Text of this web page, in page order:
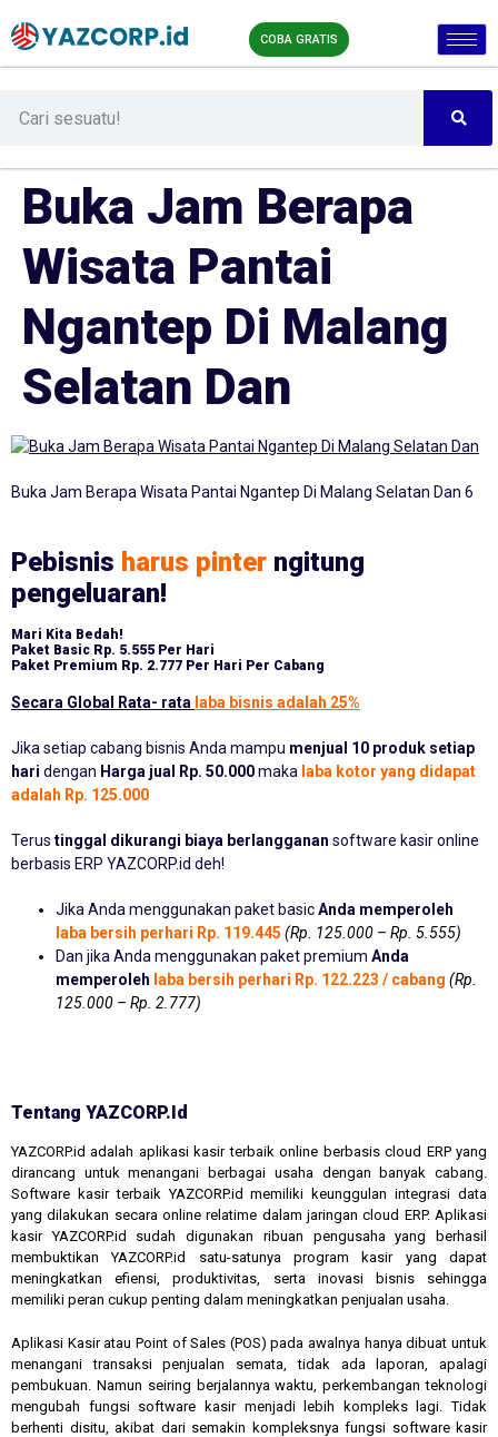
COBA GRATIS
Buka Jam Berapa
Wisata Pantai
Ngantep Di Malang
Selatan Dan
Buka Jam Berapa Wisata Pantai Ngantep Di Malang Selatan Dan 6
Pebisnis harus pinter ngitung
pengeluaran!
Mari Kita Bedah!
Paket Basic Rp. 5.555 Per Hari
Paket Premium Rp. 2.777 Per Hari Per Cabang
Secara Global Rata- rata laba bisnis adalah 25%
Jika setiap cabang bisnis Anda mampu menjual 10 produk setiap
hari dengan Harga jual Rp. 50.000maka laba kotor yang didapat
adalah Rp. 125.000
Terus tinggal dikurangi biaya berlangganan software kasir online
berbasis ERP YAZCORP.id deh!
Jika Anda menggunakan paket basicAnda memperoleh
laba bersih perhari Rp. 119.445 (Rp. 125.000 – Rp. 5.555)
Dan jika Anda menggunakan paket premium Anda
memperoleh laba bersih perhari Rp. 122.223 / cabang (Rp.
125.000 – Rp. 2.777)
Tentang YAZCORP.id
YAZCORP.id adalah aplikasi kasir terbaik online berbasis cloud ERP yang
dirancang untuk menangani berbagai usaha dengan banyak cabang.
Software kasir terbaik YAZCORP.id memiliki keunggulan integrasi data
yang dilakukan secara online relatime dalam jaringan cloud ERP. Aplikasi
kasir YAZCORP.id sudah digunakan ribuan pengusaha yang berhasil
membuktikan YAZCORP.id satu-satunya program kasir yang dapat
meningkatkan efiensi, produktivitas, serta inovasi bisnis sehingga
memiliki peran cukup penting dalam meningkatkan penjualan usaha.
Aplikasi Kasir atau Point of Sales (POS) pada awalnya hanya dibuat untuk
menangani transaksi penjualan semata, tidak ada laporan, apalagi
pembukuan. Namun seiring berjalannya waktu, perkembangan teknologi
mengubah fungsi software kasir menjadi lebih kompleks lagi. Tidak
berhenti disitu, akibat dari semakin kompleksnya fungsi software kasir